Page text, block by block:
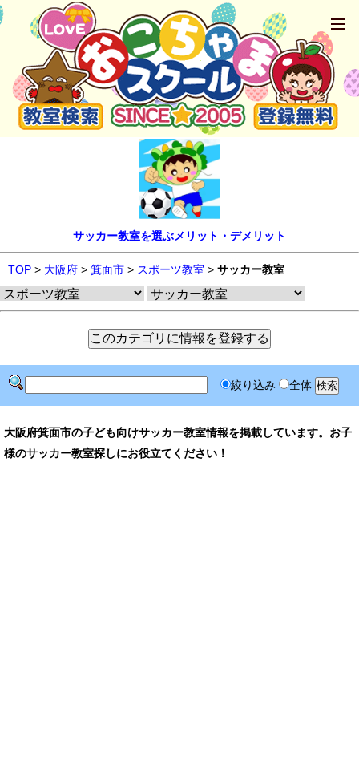
サッカー教室を選ぶメリット・デメリット
TOP > 大阪府 > 箕面市 > スポーツ教室 > サッカー教室
絞り込み 全体
大阪府箕面市の子ども向けサッカー教室情報を掲載しています。お子
様のサッカー教室探しにお役立てください！